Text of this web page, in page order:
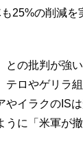
25%の削減を
の批判が強い
テロやゲリラ
やイラクのIS
うに「米軍が